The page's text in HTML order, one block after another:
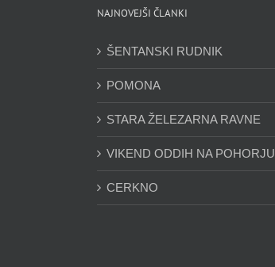
NAJNOVEJŠI ČLANKI
ŠENTANSKI RUDNIK
POMONA
STARA ŽELEZARNA RAVNE
VIKEND ODDIH NA POHORJU
CERKNO